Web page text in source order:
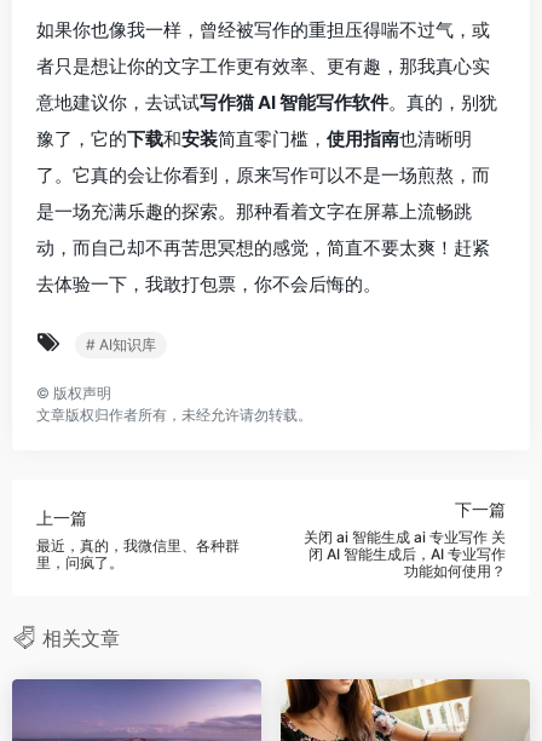
如果你也像我一样，曾经被写作的重担压得喘不过气，或
者只是想让你的文字工作更有效率、更有趣，那我真心实
意地建议你，去试试写作猫 AI 智能写作软件。真的，别犹
豫了，它的下载和安装简直零门槛， 使用指南也清晰明
了。它真的会让你看到，原来写作可以不是一场煎熬，而
是一场充满乐趣的探索。那种看着文字在屏幕上流畅跳
动，而自己却不再苦思冥想的感觉，简直不要太爽！赶紧
去体验一下，我敢打包票，你不会后悔的。
# AI知识库
© 版权声明
文章版权归作者所有，未经允许请勿转载。
上一篇
最近，真的，我微信里、各种群
里，问疯了。
下一篇
关闭 ai 智能生成 ai 专业写作 关
闭 AI 智能生成后，AI 专业写作
功能如何使用？
相关文章